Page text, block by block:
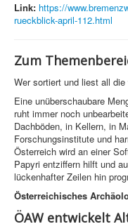
Link: https://
rueckblick-april-112.html
Zum
Wer sortiert und liest all
Eine unüberschaubare
ruht immer noch
Dachböden, in Kellern, in
Forschungsinstitute und
Österreich wird an einer
Papyri entziffern hilft und
lückenhafter Zeilen hin
Österreichisches
ÖAW entwickelt